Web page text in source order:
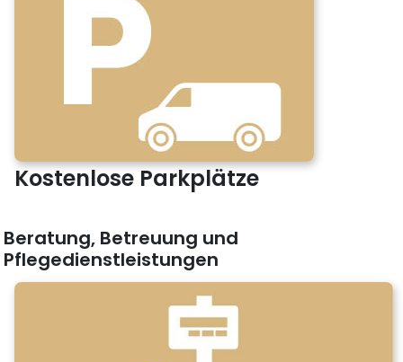
Kostenlose Parkplätze
Beratung, Betreuung und
Pflegedienstleistungen